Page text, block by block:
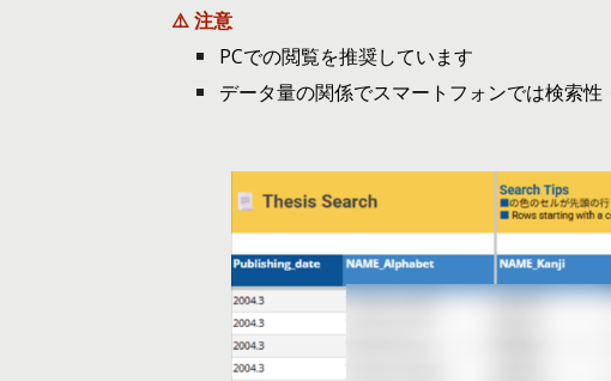
⚠️ 注意
PCでの閲覧を推奨しています
データ量の関係でスマートフォンでは検索